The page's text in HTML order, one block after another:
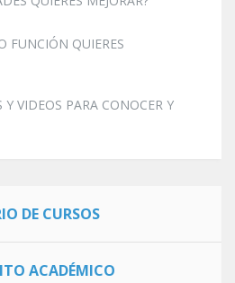
FUNCIÓN QUIERES
Y VIDEOS PARA CONOCER Y
DE CURSOS
ACADÉMICO